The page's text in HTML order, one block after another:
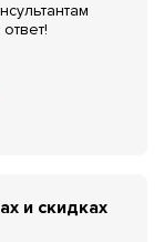
и скидках